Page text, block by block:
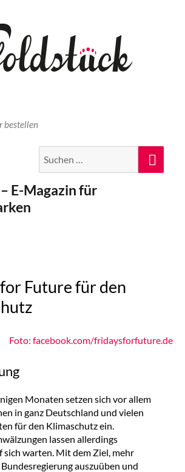
bestellen
nach:
E-Magazin für
Future für den
Foto: facebook.com/fridaysforfuture.de
Monaten setzen sich vor allem
in ganz Deutschland und vielen
für den Klimaschutz ein.
lassen allerdings
sich warten. Mit dem Ziel, mehr
auszuüben und